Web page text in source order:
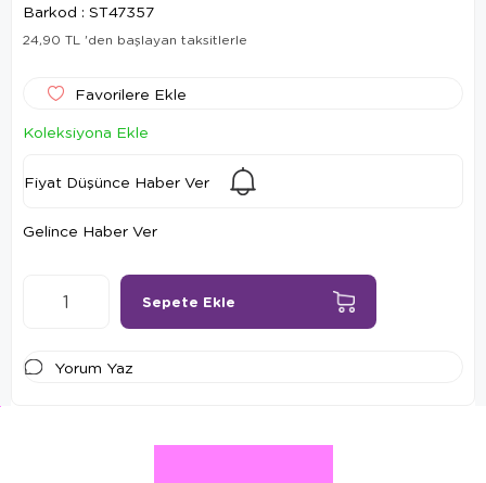
Barkod : ST47357
24,90 TL 'den başlayan taksitlerle
Favorilere Ekle
Koleksiyona Ekle
Fiyat Düşünce Haber Ver
Gelince Haber Ver
Yorum Yaz